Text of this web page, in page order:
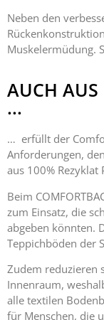
Neben den
Muskelermüdung.
AUCH AUS
...
… erfüllt der
Anforderungen,
aus 100% Rezyklat
Beim
zum Einsatz, die
abgeben könnten.
Teppichböden der
Zudem reduzieren
Innenraum,
alle textilen
für Menschen, die